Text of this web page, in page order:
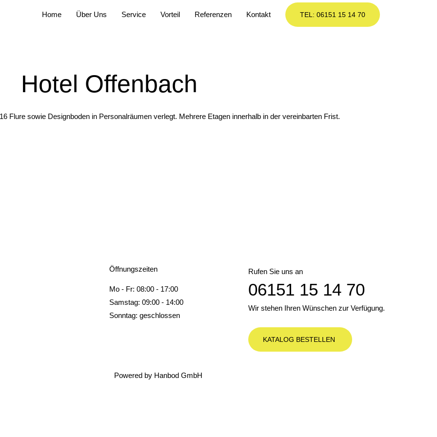
Home Über Uns Service Vorteil Referenzen Kontakt TEL: 06151 15 14 70
Hotel Offenbach
Flure sowie Designboden in Personalräumen verlegt. Mehrere Etagen innerhalb in der vereinbarten Frist.
Öffnungszeiten
Mo - Fr: 08:00 - 17:00
Samstag: 09:00 - 14:00
Sonntag: geschlossen
Rufen Sie uns an
06151 15 14 70
Wir stehen Ihren Wünschen zur Verfügung.
KATALOG BESTELLEN
Powered by Hanbod GmbH